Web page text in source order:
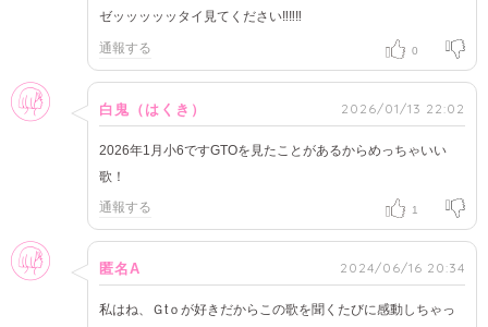
ゼッッッッッタイ見てください‼︎‼︎‼︎
通報する 0
女性
白鬼（はくき） 2026/01/13 22:02
2026年1月小6ですGTOを見たことがあるからめっちゃいい
歌！
通報する 1
女性
匿名A 2024/06/16 20:34
私はね、Ｇtｏが好きだからこの歌を聞くたびに感動しちゃっ